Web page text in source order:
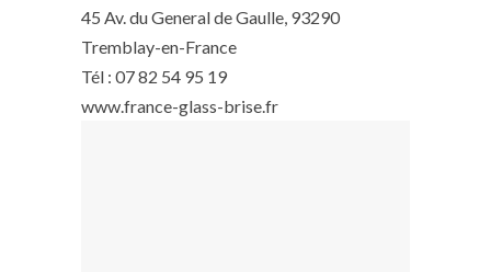
45 Av. du General de Gaulle, 93290
Tremblay-en-France
Tél : 07 82 54 95 19
www.france-glass-brise.fr